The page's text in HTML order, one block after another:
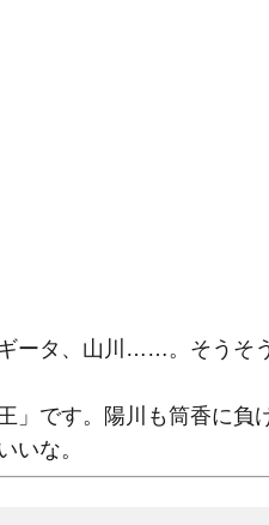
ータ、山川……。そうそ
です。陽川も筒香に負
いな。